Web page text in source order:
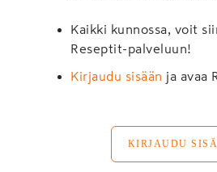
Kaikki kunnossa, voit
Reseptit-palveluun!
Kirjaudu sisään ja avaa
KIRJAUDU